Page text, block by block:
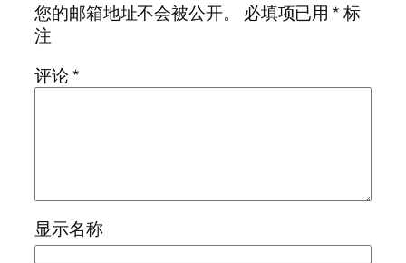
您的邮箱地址不会被公开。
必填项已用*标
注
评论*
显示名称